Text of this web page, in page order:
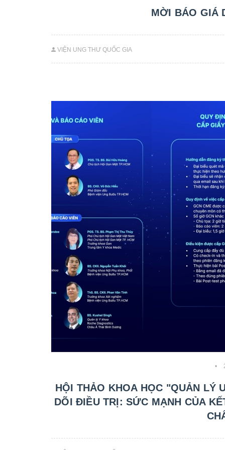
MỜI BÁO GIÁ
VIỆN UNG THƯ QUỐC GIA
•
HỘI THẢO KHOA HỌC "QUẢN LÝ
DÕI ĐIỀU TRỊ: SỨC MẠNH CỦA